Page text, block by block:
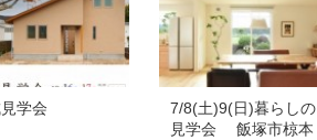
学会
7/8(土)9(日)暮らしの
見学会 飯塚市椋本